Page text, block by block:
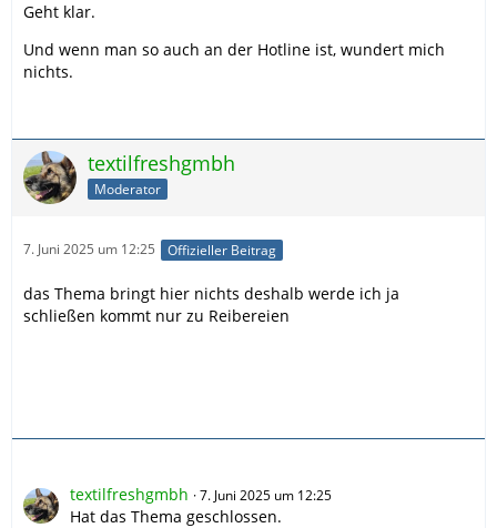
Geht klar.
Und wenn man so auch an der Hotline ist, wundert mich
nichts.
textilfreshgmbh
Moderator
7. Juni 2025 um 12:25 Offizieller Beitrag
das Thema bringt hier nichts deshalb werde ich ja
schließen kommt nur zu Reibereien
textilfreshgmbh 7. Juni 2025 um 12:25
Hat das Thema geschlossen.